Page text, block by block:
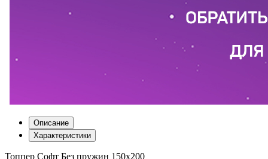
Описание
Характеристики
Топпер Софт Без пружин 150х200